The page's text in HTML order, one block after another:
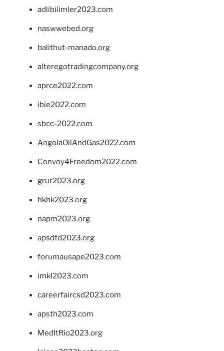
adlibilimler2023.com
naswwebed.org
balithut-manado.org
alteregotradingcompany.org
aprce2022.com
ibie2022.com
sbcc-2022.com
AngolaOilAndGas2022.com
Convoy4Freedom2022.com
grur2023.org
hkhk2023.org
napm2023.org
apsdfd2023.org
forumausape2023.com
imkl2023.com
careerfaircsd2023.com
apsth2023.com
MedItRio2023.org